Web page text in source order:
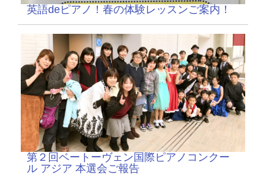
英語deピアノ！春の体験レッスンご案内！
第２回ベートーヴェン国際ピアノコンクー
ル アジア 本選会ご報告